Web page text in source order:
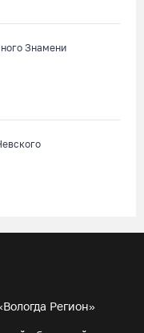
Знамени
Регион»